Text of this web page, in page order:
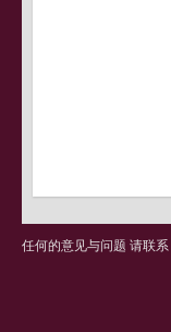
任何的意见与问题 请联系